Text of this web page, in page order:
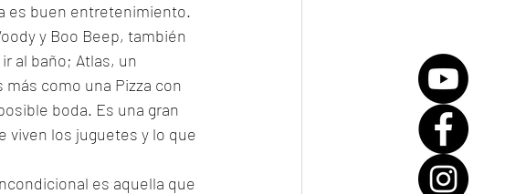
es buen entretenimiento.
y Boo Beep, también
al baño; Atlas, un
como una Pizza con
boda. Es una gran
viven los juguetes y lo que
es aquella que